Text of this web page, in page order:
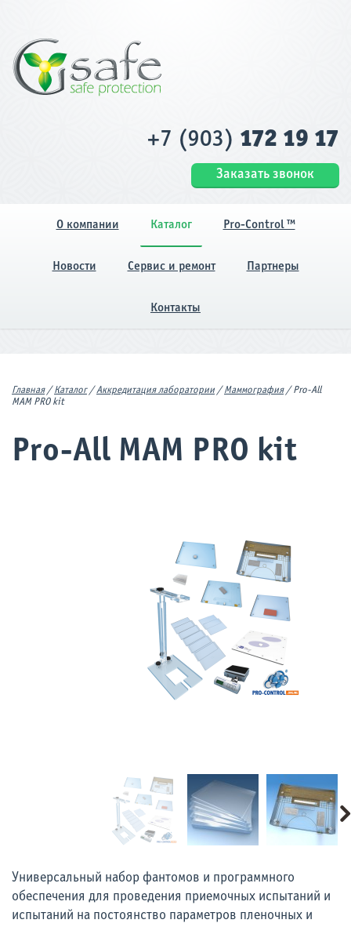
+7 (903) 172 19 17
Заказать звонок
О компании Каталог Pro-Control ™
Новости Сервис и ремонт Партнеры
Контакты
Главная/ Каталог/Аккредитация лаборатории / Маммография/ Pro-All
MAM PRO kit
Pro-All MAM PRO kit
Универсальный набор фантомов и программного
обеспечения для проведения приемочных испытаний и
испытаний на постоянство параметров пленочных и